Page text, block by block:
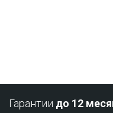
Гарантии до 12